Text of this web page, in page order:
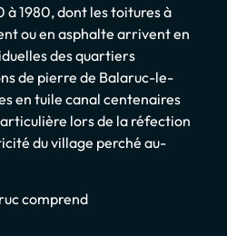
à 1980, dont les toitures à
ou en asphalte arrivent en
des quartiers
de pierre de Balaruc-le-
en tuile canal centenaires
lors de la réfection
du village perché au-
comprend